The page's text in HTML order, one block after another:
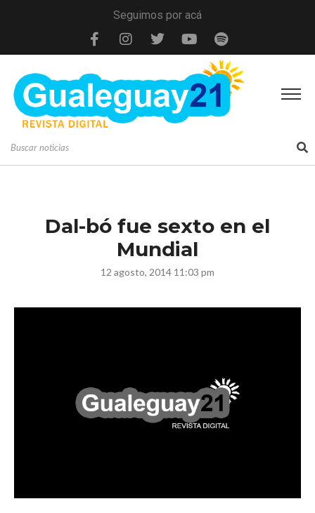
Seguimos por acá
Dal-bó fue sexto en el
Mundial
12 agosto, 2014 11:03 pm